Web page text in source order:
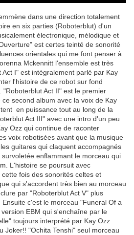
dans une direction totalement
en six parties (Roboterblut) d'un
électronique, mélodique et
est certes teinté de sonorité
orientales qui me font penser à
Mckennitt l'ensemble est très
I" est intégralement parlé par Kay
l'histoire de ce robot sur fond
"Roboterblut Act II" est le premier
second album avec la voix de Kay
en puissance tout au long de la
Act III" avec une intro d'un peu
Ozz qui continue de raconter
voix robotisées avant que la musique
guitares qui claquent accompagnés
enflammant le morceau qui
L'histoire se poursuit avec
fois des sonorités celtes et
qui s'accordent très bien au morceau
par "Roboterblut Act V" plus
c'est le morceau "Funeral Of a
EBM qui s'enchaîne par le
toujours interprété par Kay Ozz
Joker!! "Ochita Tenshi" seul morceau